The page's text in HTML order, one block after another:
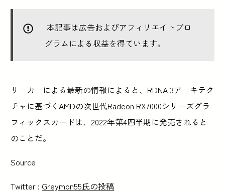
本記事は広告およびアフィリエイトプロ
グラムによる収益を得ています。
リーカーによる最新の情報によると、RDNA 3アーキテク
チャに基づくAMDの次世代Radeon RX7000シリーズグラ
フィックスカードは、2022年第4四半期に発売されると
のことだ。
Source
Twitter : Greymon55氏の投稿